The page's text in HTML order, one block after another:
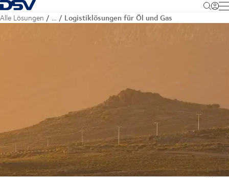
Zurück zur Startseite
Alle Lösungen … Logistiklösungen für Öl und Gas